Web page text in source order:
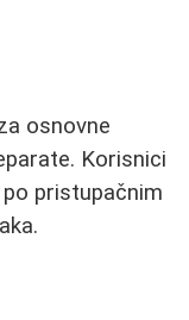
osnovne
Korisnici
pristupačnim